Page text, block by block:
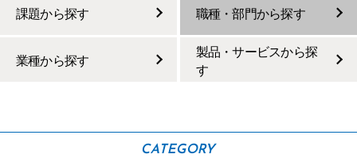
課題から探す 職種・部門から探す
業種から探す
製品・サービスから探
す
CATEGORY